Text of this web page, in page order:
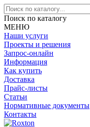
Поиск по каталогу
МЕНЮ
Наши услуги
Проекты и решения
Запрос-онлайн
Информация
Как купить
Доставка
Прайс-листы
Статьи
Нормативные документы
Контакты